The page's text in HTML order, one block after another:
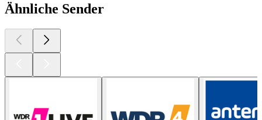
Ähnliche Sender